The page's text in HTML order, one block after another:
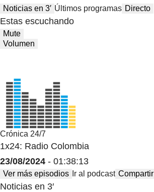
Noticias en 3′ Últimos programas Directo
Estas escuchando
Mute
Volumen
Crónica 24/7
1x24: Radio Colombia
23/08/2024 - 01:38:13
Ver más episodios Ir al podcast Compartir
Noticias en 3′